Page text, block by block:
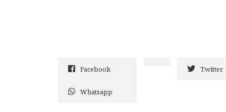
Facebook Twitter
Whatsapp